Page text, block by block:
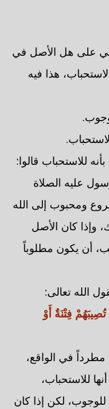
على هل الأصل في
هذا فيه
للاستحباب قالوا:
عليه الصلاة
ومحبوب إلى الله
وإذا كان الأصل
أن يكون مطلوباً
الله تعالى:
فِتْنَةٌ أَوْ
في الواقع،
للاستحباب،
للوجوب، لكن إذا كان